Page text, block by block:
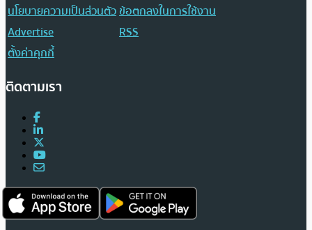
นโยบายความเป็นส่วนตัวข้อตกลงในการใช้งาน
Advertise
RSS
ตั้งค่าคุกกี้
ติดตามเรา